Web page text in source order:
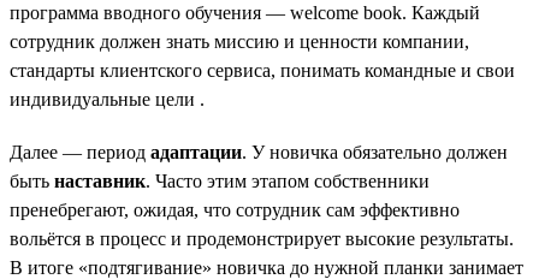
программа вводного обучения — welcome book. Каждый
сотрудник должен знать миссию и ценности компании,
стандарты клиентского сервиса, понимать командные и свои
индивидуальные цели .
Далее — период адаптации. У новичка обязательно должен
быть наставник. Часто этим этапом собственники
пренебрегают, ожидая, что сотрудник сам эффективно
вольётся в процесс и продемонстрирует высокие результаты.
В итоге «подтягивание» новичка до нужной планки занимает